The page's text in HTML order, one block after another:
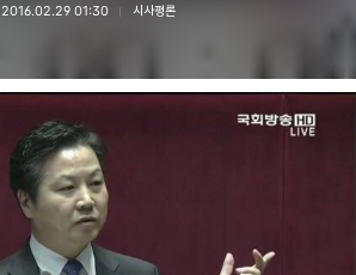
2016.02.29 01:30 시사평론
thebravepost.com